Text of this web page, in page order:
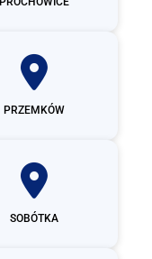
PRZEMKÓW
SOBÓTKA